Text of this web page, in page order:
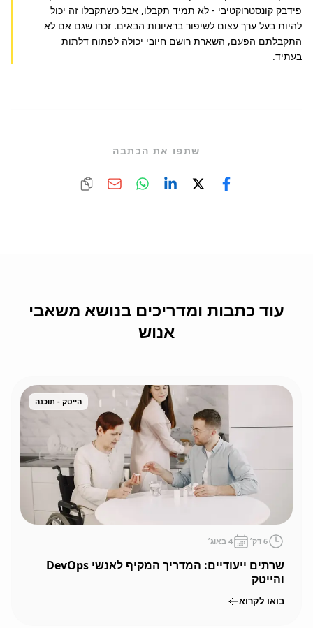
בעתיד.
שתפו את הכתבה
עוד כתבות ומדריכים בנושא משאבי
אנוש
הייטק - תוכנה
6 דק׳ 4 באוג׳
שרתים ייעודיים: המדריך המקיף לאנשי DevOps
והייטק
בואו לקרוא